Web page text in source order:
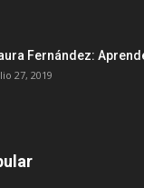
Fernández:
27, 2019